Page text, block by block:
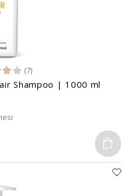
(7)
Shampoo | 1000 ml